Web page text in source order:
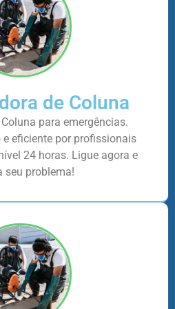
de Coluna
para emergências.
eficiente por profissionais
24 horas. Ligue agora e
seu problema!